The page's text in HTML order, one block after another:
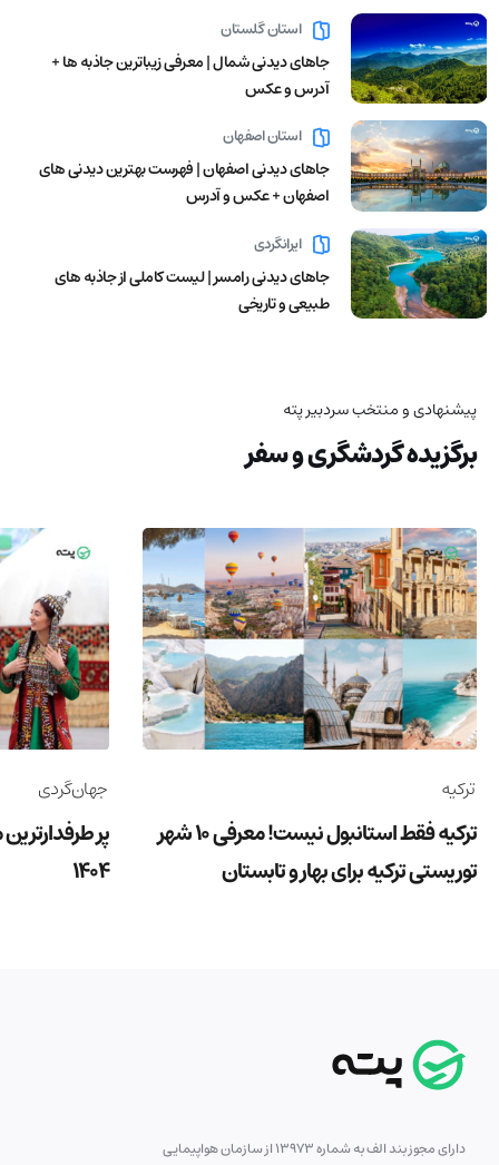
استان گلستان
جاهای دیدنی شمال | معرفی زیباترین جاذبه ها +
آدرس و عکس
استان اصفهان
جاهای دیدنی اصفهان | فهرست بهترین دیدنی های
اصفهان + عکس و آدرس
ایرانگردی
جاهای دیدنی رامسر | لیست کاملی از جاذبه های
طبیعی و تاریخی
پیشنهادی و منتخب سردبیر پته
برگزیده گردشگری و سفر
ترکیه
ترکیه فقط استانبول نیست! معرفی 10 شهر
توریستی ترکیه برای بهار و تابستان
جهان‌گردی
پر
1404
دارای مجوز بند الف به شماره 13973 از سازمان هواپیمایی